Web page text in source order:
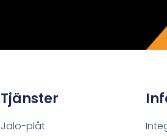
Tjänster
Jalo-plåt